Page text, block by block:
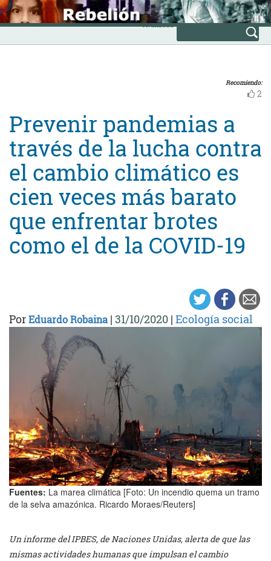
Skip
to
content
INICIO
Avanzada
Recomiendo:
2
Prevenir pandemias a
través de la lucha contra
el cambio climático es
cien veces más barato
que enfrentar brotes
como el de la COVID-19
PorEduardo Robaina | 31/10/2020 | Ecología social
Fuentes: La marea climática [Foto: Un incendio quema un tramo
de la selva amazónica. Ricardo Moraes/Reuters]
Un informe del IPBES, de Naciones Unidas, alerta de que las
mismas actividades humanas que impulsan el cambio